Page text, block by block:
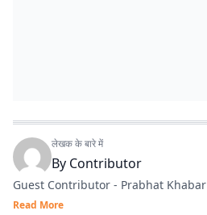
लेखक के बारे में
By Contributor
Guest Contributor - Prabhat Khabar
Read More